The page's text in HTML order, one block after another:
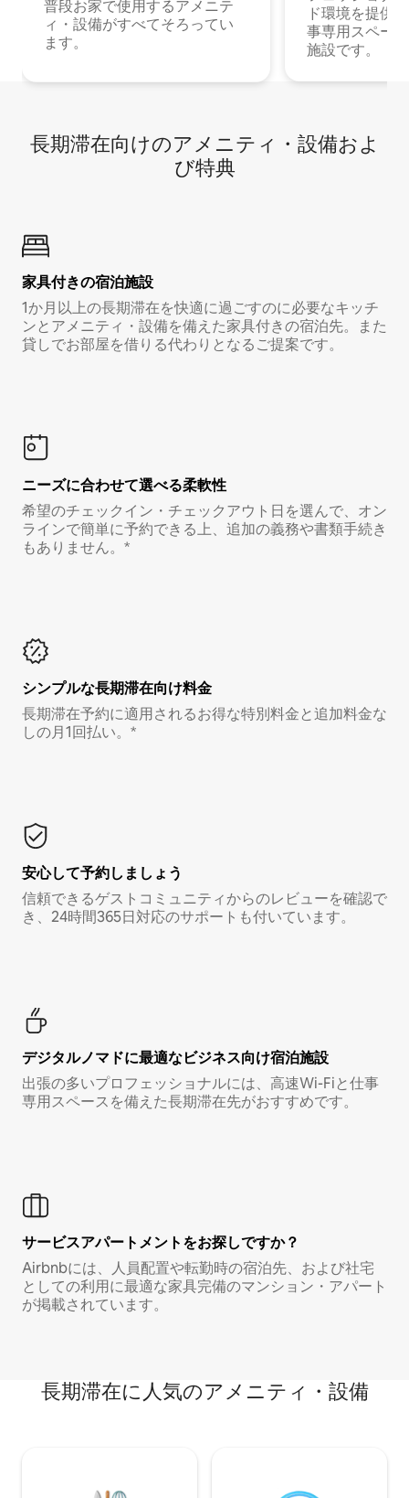
普段お家で使用するアメニテ
ィ・設備がすべてそろってい
ます。
ド環境を提供
事専用スペー
施設です。
長期滞在向け⁠のア⁠メ⁠ニ⁠テ⁠ィ⁠・設⁠備⁠およ
び特⁠典
家具付き⁠の宿⁠泊⁠施⁠設
1か月以上の長期滞在を快適に過ごすのに必要なキッチ
ンとアメニティ・設備を備えた家具付きの宿泊先。また
貸しでお部屋を借りる代わりとなるご提案です。
ニーズに合わせて選べる柔軟性
希望のチェックイン・チェックアウト日を選んで、オン
ラインで簡単に予約できる上、追加の義務や書類手続き
もありません。*
シンプルな長期滞在向け料金
長期滞在予約に適用されるお得な特別料金と追加料金な
しの月1回払い。*
安心して予約しましょう
信頼できるゲストコミュニティからのレビューを確認で
き、24時間365日対応のサポートも付いています。
デジタルノマド⁠に最⁠適⁠なビ⁠ジ⁠ネ⁠ス⁠向⁠け宿⁠泊⁠施⁠設
出張の多いプロフェッショナルには、高速Wi-Fiと仕事
専用スペースを備えた長期滞在先がおすすめです。
サービスアパートメントをお探しですか？
Airbnbには、人員配置や転勤時の宿泊先、および社宅
としての利用に最適な家具完備のマンション・アパート
が掲載されています。
長期滞在に人気のアメニティ・設備